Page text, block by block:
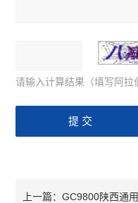
请输入计算结果（填写阿拉
上一篇：GC9800陕西通